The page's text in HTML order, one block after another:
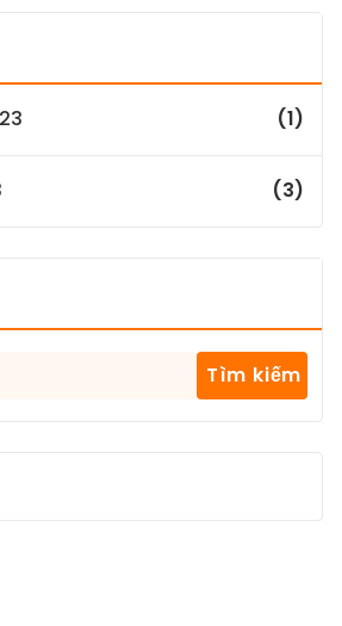
(1)
(3)